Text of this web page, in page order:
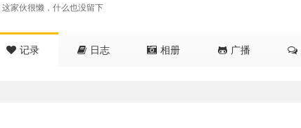
这家伙很懒，什么也没留下
记录 日志 相册 广播